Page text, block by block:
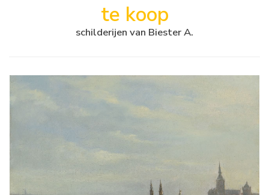
te koop
schilderijen van Biester A.